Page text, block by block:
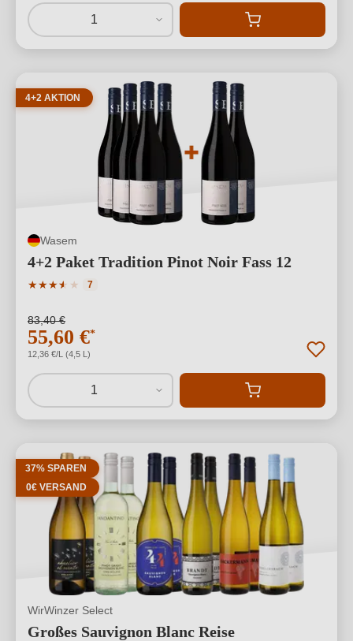
1
4+2 AKTION
Wasem
4+2 Paket Tradition Pinot Noir Fass 12
★★★★
★ ★
Durchschnittliche Bewertung von 3.71 von 5 Sternen
7
83,40 €
55,60 €*
12,36 €/L (4,5 L)
1
37% SPAREN
0€ VERSAND
WirWinzer Select
Großes Sauvignon Blanc Reise